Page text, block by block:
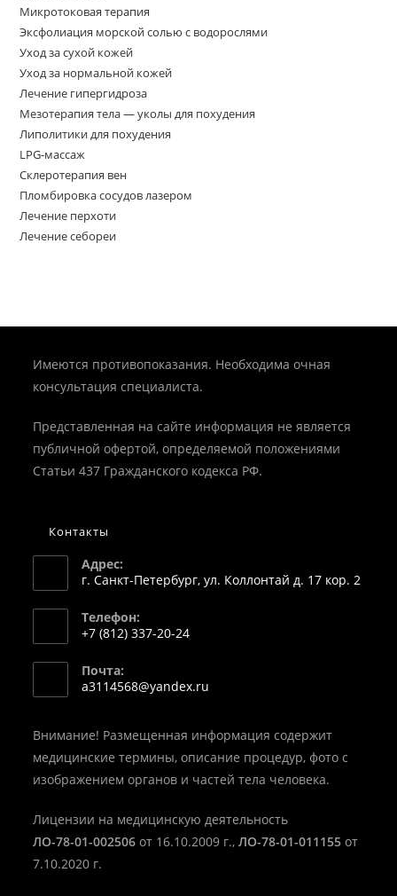
Микротоковая терапия
Эксфолиация морской солью с водорослями
Уход за сухой кожей
Уход за нормальной кожей
Лечение гипергидроза
Мезотерапия тела — уколы для похудения
Липолитики для похудения
LPG-массаж
Склеротерапия вен
Пломбировка сосудов лазером
Лечение перхоти
Лечение себореи
Имеются противопоказания. Необходима очная
консультация специалиста.
Представленная на сайте информация не является
публичной офертой, определяемой положениями
Статьи 437 Гражданского кодекса РФ.
Контакты
Адрес:
г. Санкт-Петербург, ул. Коллонтай д. 17 кор. 2
Телефон:
+7 (812) 337-20-24
в
вашем
Почта:
a3114568@yandex.ru
приложении
Внимание! Размещенная информация содержит
медицинские термины, описание процедур, фото с
изображением органов и частей тела человека.
Лицензии на медицинскую деятельность
ЛО-78-01-002506 от 16.10.2009 г.,ЛО-78-01-011155 от
7.10.2020 г.